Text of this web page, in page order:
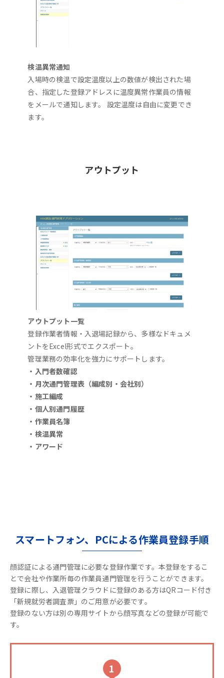
検温異常通知
入場時の検温で設定温度以上の数値が検出された場
合、指定した登録アドレスに温度異常作業員の情報
をメールで通知します。 設定温度は自由に変更でき
ます。
アウトプット
アウトプット一覧
登録作業者情報・入退場記録から、多様なドキュメ
ントをExcel形式でエクスポート。
管理業務の効率化を強力にサポートします。
・入門者数確認
・月次通門管理表（編成別・会社別）
・施工編成
・個人別通門履歴
・作業員名簿
・検温異常
・アワード
スマートフォン、PCによる作業員登録手順
顔認証による通門管理に必要な登録作業です。本登録をするこ
とで会社や作業所毎の作業員通門管理を行うことができます。
登録に際し、入退管理クラウドに登録のある方はQRコード付き
「新規就労者調査票」のご用意が必要です。
登録のない方は別の専用サイトから顔写真などの登録が可能で
す。
1